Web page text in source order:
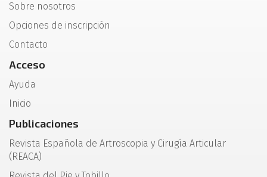
Sobre nosotros
Opciones de inscripción
Contacto
Acceso
Ayuda
Inicio
Publicaciones
Revista Española de Artroscopia y Cirugía Articular
(REACA)